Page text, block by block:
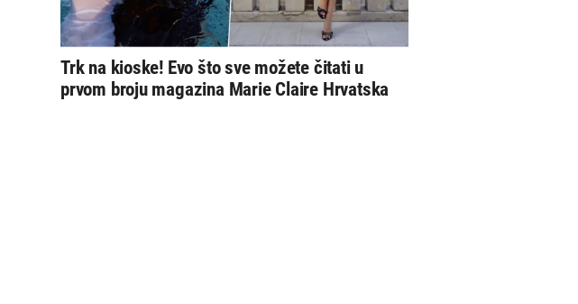
Trk na kioske! Evo što sve možete čitati u
prvom broju magazina Marie Claire Hrvatska